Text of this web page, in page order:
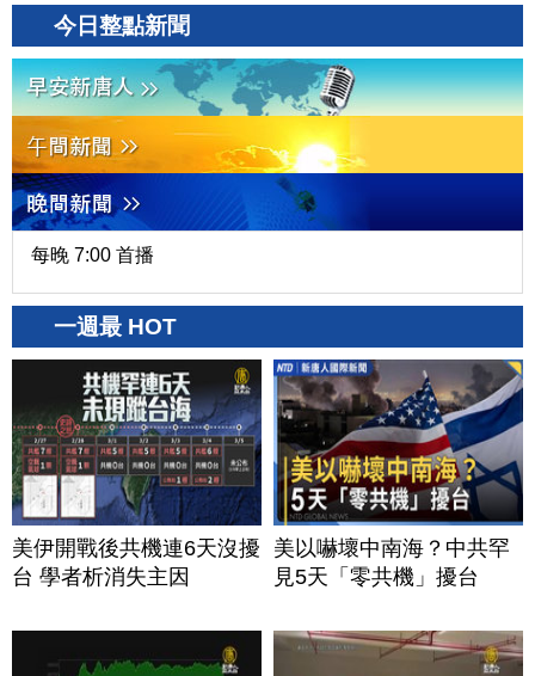
今日整點新聞
每晚 7:00 首播
一週最 HOT
美伊開戰後共機連6天沒擾
台 學者析消失主因
美以嚇壞中南海？中共罕
見5天「零共機」擾台